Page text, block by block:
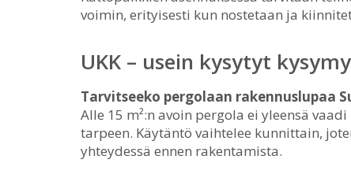
voimin, erityisesti kun nostetaan ja
UKK – usein kysytyt
Tarvitseeko pergolaan rakennuslupaa
Alle 15 m²:n avoin pergola ei yleensä
tarpeen. Käytäntö vaihtelee kunnittain,
yhteydessä ennen rakentamista.